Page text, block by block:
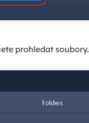
prohledat soubory.